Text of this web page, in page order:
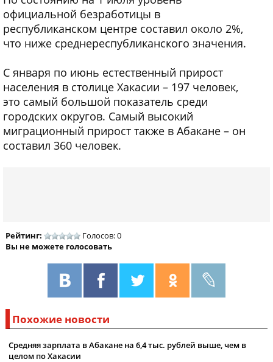
официальной безработицы в
республиканском центре составил около 2%,
что ниже среднереспубликанского значения.
С января по июнь естественный прирост
населения в столице Хакасии – 197 человек,
это самый большой показатель среди
городских округов. Самый высокий
миграционный прирост также в Абакане – он
составил 360 человек.
Рейтинг:
Голосов: 0
Вы не можете голосовать
Похожие новости
Средняя зарплата в Абакане на 6,4 тыс. рублей выше, чем в
целом по Хакасии